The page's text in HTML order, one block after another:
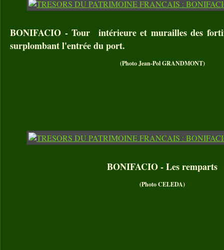
BONIFACIO - Tour intérieure et murailles des
surplombant l'entrée du port.
(Photo Jean-Pol GRANDMONT)
BONIFACIO - Les remparts
(Photo CELEDA)